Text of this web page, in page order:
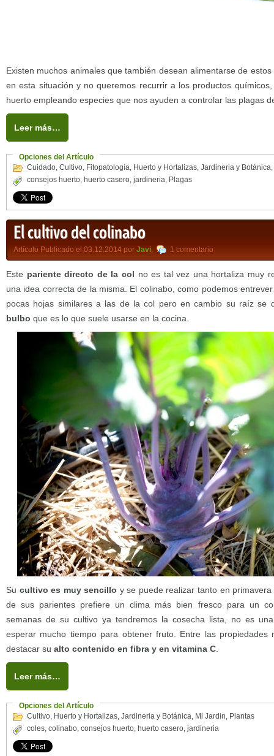
Existen muchos animales que también desean alimentarse de
en esta situación y no queremos recurrir a los productos
huerto empleando especies que nos ayuden a controlar las plagas
Leer más…
Opciones del Artículo
Cuidado, Cultivo, Fitopatología, Huerto y Hortalizas, Jardineria y Botánica,
consejos huerto, huerto casero, jardineria, Plagas
El cultivo del colinabo
Artículo Publicado el 03.12.2014 por Javi, 1 comentario
Este pariente directo de la col no es tal vez una hortaliza muy
una idea correcta de la misma. El colinabo, como podemos
pocas hojas similares a las de la col pero en cambio su raíz se
bulbo que es lo que suele usarse en la cocina.
Su cultivo es muy sencillo y se puede realizar tanto en
de sus parientes prefiere un clima más bien fresco para un
semanas de su cultivo ya tendremos la cosecha lista, no es
esperar mucho tiempo para obtener fruto. Entre las propiedades
destacar su alto contenido en fibra y en vitamina C
Leer más…
Opciones del Artículo
Cultivo, Huerto y Hortalizas, Jardineria y Botánica, Mi Jardin, Plantas
coles, colinabo, consejos huerto, huerto casero, jardineria